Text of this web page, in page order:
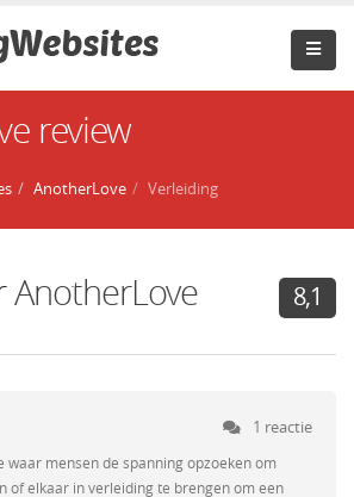
review
AnotherLove Verleiding
AnotherLove 8,1
1 reactie
waar mensen de spanning opzoeken om
of elkaar in verleiding te brengen om een